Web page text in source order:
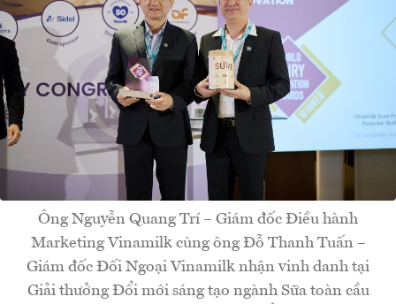
Ông Nguyễn Quang Trí – Giám đốc Điều hành
Marketing Vinamilk cùng ông Đỗ Thanh Tuấn –
Giám đốc Đối Ngoại Vinamilk nhận vinh danh tại
Giải thưởng Đổi mới sáng tạo ngành Sữa toàn cầu